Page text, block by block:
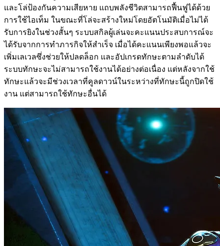
และโล่ป้องกันความเสียหาย แถบพลังชีวิตสามารถฟื้นฟูได้ด้วย
การใช้ไอเท็ม ในขณะที่โล่จะสร้างใหม่โดยอัตโนมัติเมื่อไม่ได้
รับการยิงในช่วงสั้นๆ ระบบสกิลผู้เล่นจะคะแนนประสบการณ์จะ
ได้รับจากการทำภารกิจให้สำเร็จ เมื่อได้คะแนนเพียงพอแล้วจะ
เพิ่มเลเวลซึ่งช่วยให้ปลดล็อก และอัปเกรดทักษะตามลำดับได้
ระบบทักษะจะไม่สามารถใช้งานได้อย่างต่อเนื่อง แต่หลังจากใช้
ทักษะแล้วจะมีช่วงเวลาที่คูลดาวน์ในระหว่างที่ทักษะนี้ถูกปิดใช้
งาน แต่สามารถใช้ทักษะอื่นได้